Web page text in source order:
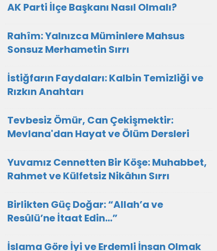
AK Parti İlçe Başkanı Nasıl Olmalı?
Rahîm: Yalnızca Müminlere Mahsus
Sonsuz Merhametin Sırrı
İstiğfarın Faydaları: Kalbin Temizliği ve
Rızkın Anahtarı
Tevbesiz Ömür, Can Çekişmektir:
Mevlana'dan Hayat ve Ölüm Dersleri
Yuvamız Cennetten Bir Köşe: Muhabbet,
Rahmet ve Külfetsiz Nikâhın Sırrı
Birlikten Güç Doğar: “Allah’a ve
Resûlü’ne İtaat Edin…”
İslama Göre İyi ve Erdemli İnsan Olmak